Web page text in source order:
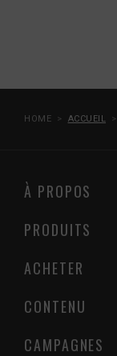
HOME ACCUEIL
À PROPOS
PRODUITS
ACHETER
CONTENU
CAMPAGNES